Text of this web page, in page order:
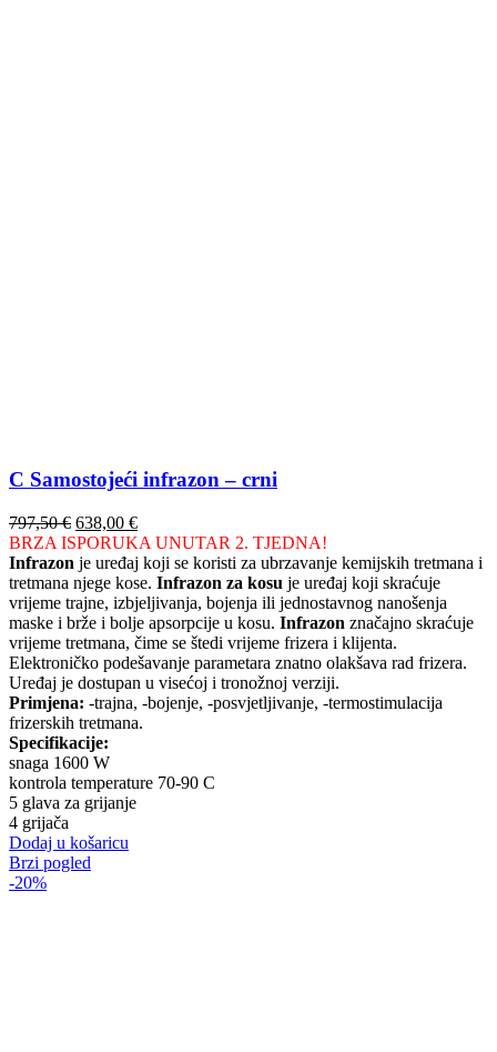
C Samostojeći infrazon – crni
797,50€ Izvorna
cijena
bila
je:
797,50 €.
638,00 €Trenutna
cijena
je:
638,00 €.
BRZA ISPORUKA UNUTAR 2. TJEDNA!
Infrazon je uređaj koji se koristi za ubrzavanje kemijskih tretmana i
tretmana njege kose. Infrazon za kosu je uređaj koji skraćuje
vrijeme trajne, izbjeljivanja, bojenja ili jednostavnog nanošenja
maske i brže i bolje apsorpcije u kosu. Infrazon značajno skraćuje
vrijeme tretmana, čime se štedi vrijeme frizera i klijenta.
Elektroničko podešavanje parametara znatno olakšava rad frizera.
Uređaj je dostupan u visećoj i tronožnoj verziji.
Primjena: -trajna, -bojenje, -posvjetljivanje, -termostimulacija
frizerskih tretmana.
Specifikacije:
snaga 1600 W
kontrola temperature 70-90 C
5 glava za grijanje
4 grijača
Dodaj u košaricu
Brzi pogled
-20%